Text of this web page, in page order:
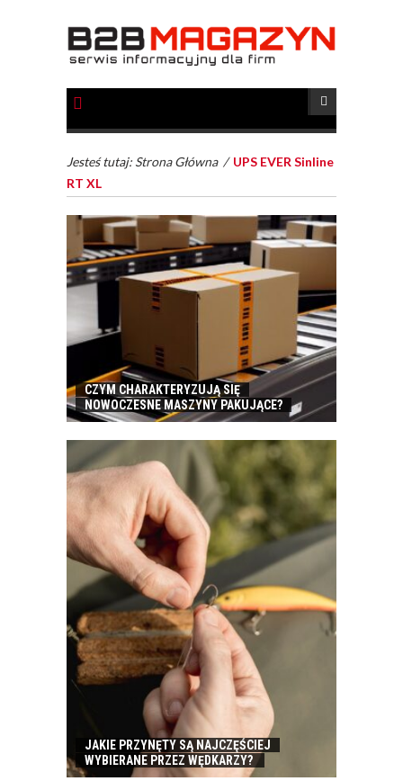
Jesteś tutaj: Strona Główna / UPS EVER Sinline
RT XL
CZYM CHARAKTERYZUJĄ SIĘ
NOWOCZESNE MASZYNY PAKUJĄCE?
JAKIE PRZYNĘTY SĄ NAJCZĘŚCIEJ
WYBIERANE PRZEZ WĘDKARZY?